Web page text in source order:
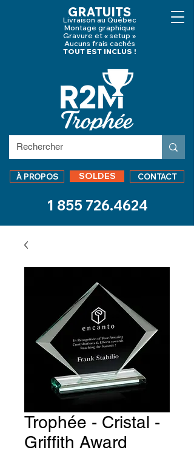
GRATUITS
Livraison au Québec
Montage graphique
Gravure et « setup »
Aucuns frais cachés
TOUT EST INCLUS !
À PROPOS SOLDES CONTACT
1 855 726.4624
Trophée - Cristal -
Griffith Award